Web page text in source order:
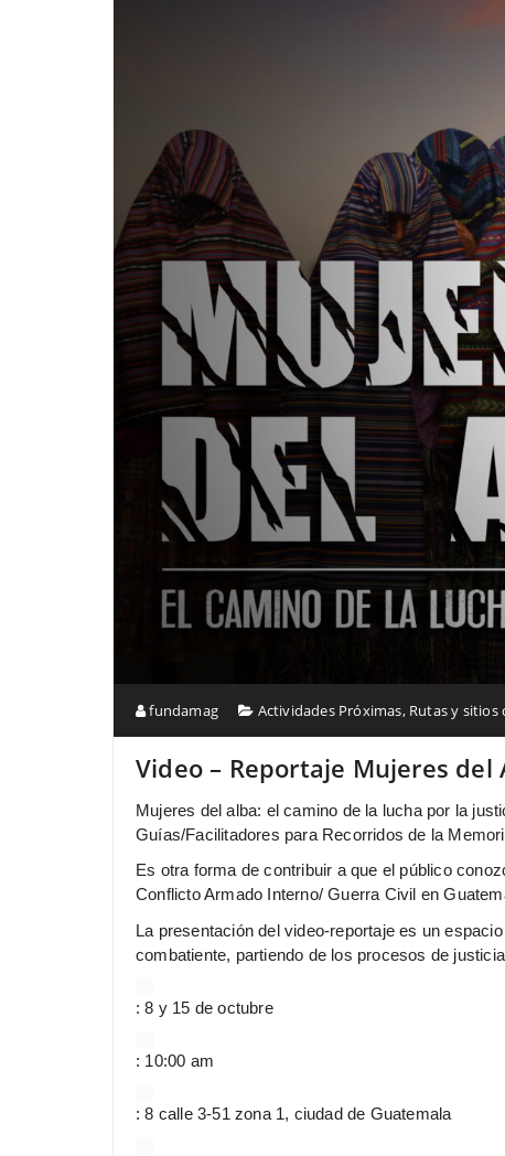
fundamag Actividades Próximas, Rutas y sitios
Video – Reportaje Mujeres del
Mujeres del alba: el camino de la lucha por la
Guías/Facilitadores para Recorridos de la
Es otra forma de contribuir a que el público
Conflicto Armado Interno/ Guerra Civil en
La presentación del video-reportaje es un
combatiente, partiendo de los procesos de
: 10:00 am